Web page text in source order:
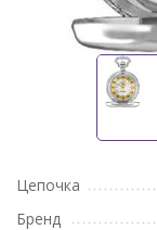
Цепочка
Бренд